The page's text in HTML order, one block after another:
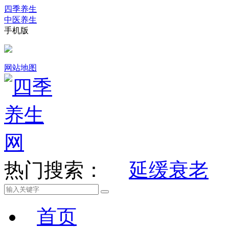
四季养生
中医养生
手机版
网站地图
热门搜索： 延缓衰老
首页